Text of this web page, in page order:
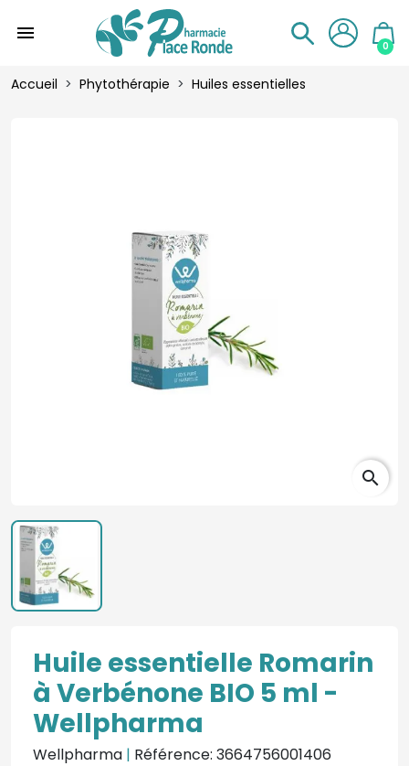
menu
0
Accueil Phytothérapie Huiles essentielles
search
Huile essentielle Romarin
à Verbénone BIO 5 ml -
Wellpharma
Wellpharma | Référence: 3664756001406